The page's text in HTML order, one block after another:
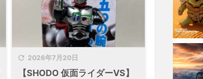
 2026年7月20日
【SHODO 仮面ライダーVS】